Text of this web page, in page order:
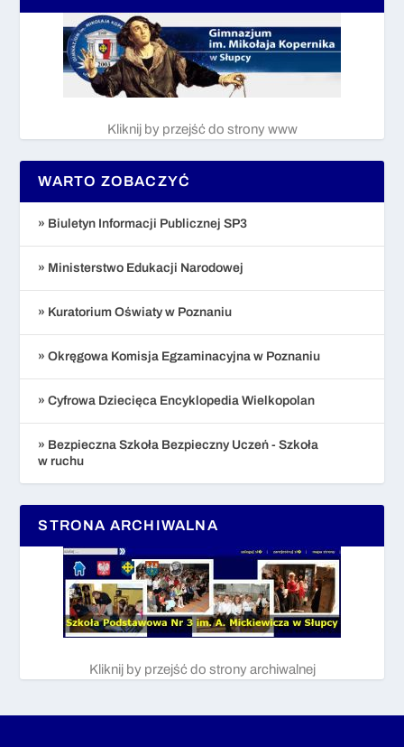
Kliknij by przejść do strony www
WARTO ZOBACZYĆ
» Biuletyn Informacji Publicznej SP3
» Ministerstwo Edukacji Narodowej
» Kuratorium Oświaty w Poznaniu
» Okręgowa Komisja Egzaminacyjna w Poznaniu
» Cyfrowa Dziecięca Encyklopedia Wielkopolan
» Bezpieczna Szkoła Bezpieczny Uczeń - Szkoła
w ruchu
STRONA ARCHIWALNA
Kliknij by przejść do strony archiwalnej